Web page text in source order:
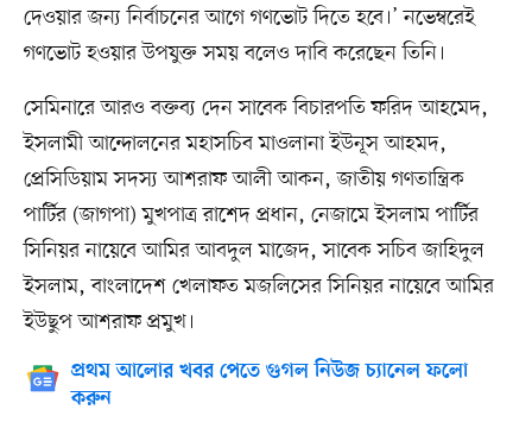
দেওয়ার জন্য নির্বাচনের আগে গণভোট দিতে হবে।’ নভেম্বরেই
গণভোট হওয়ার উপযুক্ত সময় বলেও দাবি করেছেন তিনি।
সেমিনারে আরও বক্তব্য দেন সাবেক বিচারপতি ফরিদ আহমেদ,
ইসলামী আন্দোলনের মহাসচিব মাওলানা ইউনূস আহমদ,
প্রেসিডিয়াম সদস্য আশরাফ আলী আকন, জাতীয় গণতান্ত্রিক
পার্টির (জাগপা) মুখপাত্র রাশেদ প্রধান, নেজামে ইসলাম পার্টির
সিনিয়র নায়েবে আমির আবদুল মাজেদ, সাবেক সচিব জাহিদুল
ইসলাম, বাংলাদেশ খেলাফত মজলিসের সিনিয়র নায়েবে আমির
ইউছুপ আশরাফ প্রমুখ।
প্রথম আলোর খবর পেতে গুগল নিউজ চ্যানেল ফলো
করুন